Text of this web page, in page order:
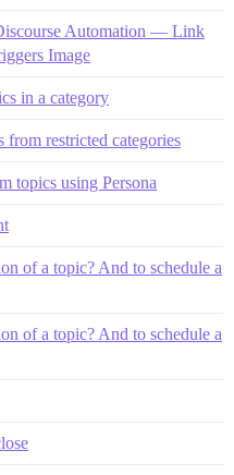
Automation — Link
Image
in a category
from restricted categories
topics using Persona
of a topic? And to schedule a
of a topic? And to schedule a